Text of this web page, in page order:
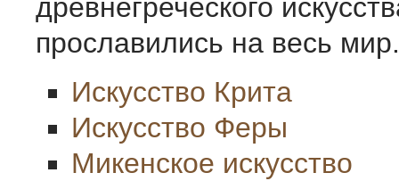
древнегреческого
прославились на весь мир.
Искусство Крита
Искусство Феры
Микенское искусство